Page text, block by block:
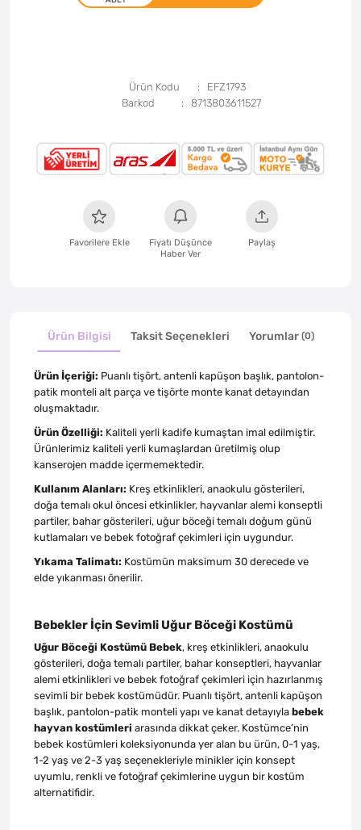
Ürün Kodu
EFZ1793
Barkod
8713803611527
Favorilere Ekle
Fiyatı Düşünce
Haber Ver
Paylaş
Ürün Bilgisi Taksit Seçenekleri Yorumlar (0)
Ürün İçeriği: Puanlı tişört, antenli kapüşon başlık, pantolon-
patik monteli alt parça ve tişörte monte kanat detayından
oluşmaktadır.
Ürün Özelliği: Kaliteli yerli kadife kumaştan imal edilmiştir.
Ürünlerimiz kaliteli yerli kumaşlardan üretilmiş olup
kanserojen madde içermemektedir.
Kullanım Alanları: Kreş etkinlikleri, anaokulu gösterileri,
doğa temalı okul öncesi etkinlikler, hayvanlar alemi konseptli
partiler, bahar gösterileri, uğur böceği temalı doğum günü
kutlamaları ve bebek fotoğraf çekimleri için uygundur.
Yıkama Talimatı: Kostümün maksimum 30 derecede ve
elde yıkanması önerilir.
Bebekler İçin Sevimli Uğur Böceği Kostümü
Uğur Böceği Kostümü Bebek, kreş etkinlikleri, anaokulu
gösterileri, doğa temalı partiler, bahar konseptleri, hayvanlar
alemi etkinlikleri ve bebek fotoğraf çekimleri için hazırlanmış
sevimli bir bebek kostümüdür. Puanlı tişört, antenli kapüşon
başlık, pantolon-patik monteli yapı ve kanat detayıyla bebek
hayvan kostümleri arasında dikkat çeker. Kostümce’nin
bebek kostümleri koleksiyonunda yer alan bu ürün, 0-1 yaş,
1-2 yaş ve 2-3 yaş seçenekleriyle minikler için konsept
uyumlu, renkli ve fotoğraf çekimlerine uygun bir kostüm
alternatifidir.